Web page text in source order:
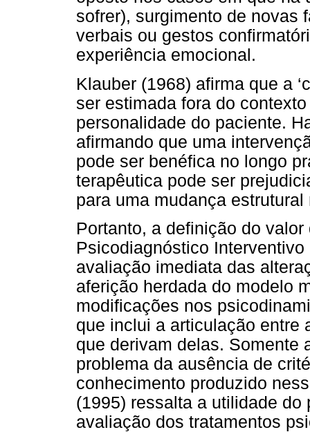
sofrer), surgimento de novas
verbais ou gestos
experiência emocional.
Klauber (1968) afirma que a
ser estimada fora do
personalidade do paciente.
afirmando que uma
pode ser benéfica no longo
terapêutica pode ser
para uma mudança
Portanto, a definição do
Psicodiagnóstico
avaliação imediata das
aferição herdada do modelo
modificações nos
que inclui a articulação entre
que derivam delas. Somente
problema da ausência de
conhecimento produzido
(1995) ressalta a utilidade
avaliação dos tratamentos